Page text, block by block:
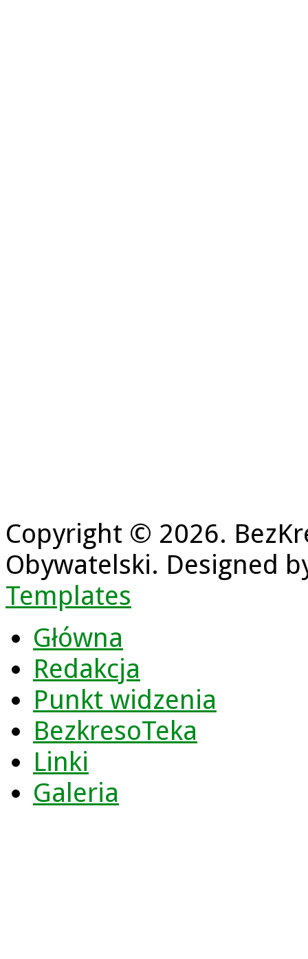
Copyright © 2026.
Obywatelski. Designed
Templates
Główna
Redakcja
Punkt widzenia
BezkresoTeka
Linki
Galeria